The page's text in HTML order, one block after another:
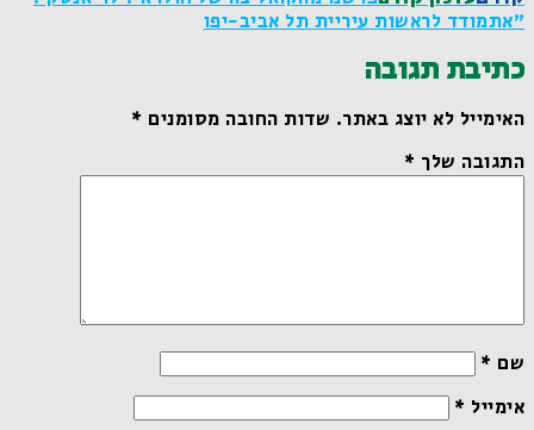
"אתמודד לראשות עיריית תל אביב-יפו
כתיבת תגובה
האימייל לא יוצג באתר.שדות החובה מסומנים*
התגובה שלך*
שם*
אימייל*